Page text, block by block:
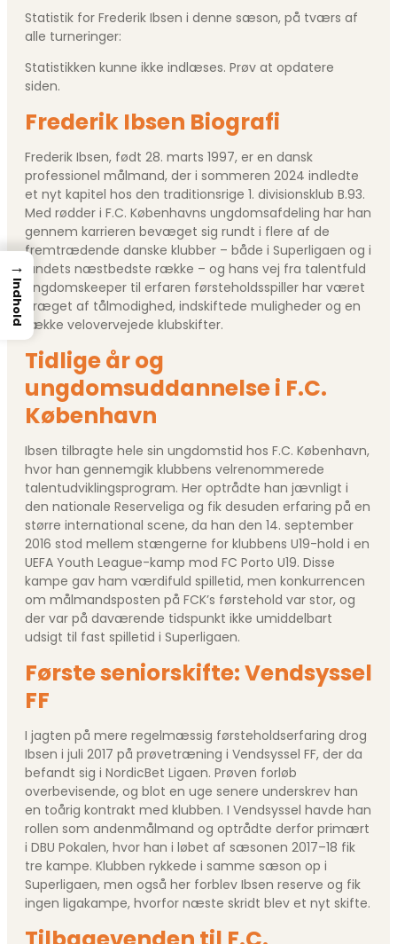
Statistik for Frederik Ibsen i denne sæson, på tværs af
alle turneringer:
Statistikken kunne ikke indlæses. Prøv at opdatere
siden.
Frederik Ibsen Biografi
Frederik Ibsen, født 28. marts 1997, er en dansk
professionel målmand, der i sommeren 2024 indledte
et nyt kapitel hos den traditionsrige 1. divisionsklub B.93.
Med rødder i F.C. Københavns ungdomsafdeling har han
gennem karrieren bevæget sig rundt i flere af de
fremtrædende danske klubber – både i Superligaen og i
landets næstbedste række – og hans vej fra talentfuld
ungdomskeeper til erfaren førsteholdsspiller har været
præget af tålmodighed, indskiftede muligheder og en
række velovervejede klubskifter.
Tidlige år og
ungdomsuddannelse i F.C.
København
Ibsen tilbragte hele sin ungdomstid hos F.C. København,
hvor han gennemgik klubbens velrenommerede
talentudviklingsprogram. Her optrådte han jævnligt i
den nationale Reserveliga og fik desuden erfaring på en
større international scene, da han den 14. september
2016 stod mellem stængerne for klubbens U19-hold i en
UEFA Youth League-kamp mod FC Porto U19. Disse
kampe gav ham værdifuld spilletid, men konkurrencen
om målmandsposten på FCK’s førstehold var stor, og
der var på daværende tidspunkt ikke umiddelbart
udsigt til fast spilletid i Superligaen.
Første seniorskifte: Vendsyssel
FF
I jagten på mere regelmæssig førsteholdserfaring drog
Ibsen i juli 2017 på prøvetræning i Vendsyssel FF, der da
befandt sig i NordicBet Ligaen. Prøven forløb
overbevisende, og blot en uge senere underskrev han
en toårig kontrakt med klubben. I Vendsyssel havde han
rollen som andenmålmand og optrådte derfor primært
i DBU Pokalen, hvor han i løbet af sæsonen 2017–18 fik
tre kampe. Klubben rykkede i samme sæson op i
Superligaen, men også her forblev Ibsen reserve og fik
ingen ligakampe, hvorfor næste skridt blev et nyt skifte.
→
Indhold